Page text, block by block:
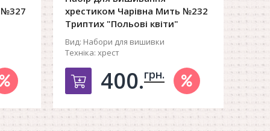
№327
хрестиком Чарівна Мить №232
Триптих "Польові квіти"
Вид: Набори для вишивки
Техніка: хрест
Добавить в корзину
400.грн.
Вид: